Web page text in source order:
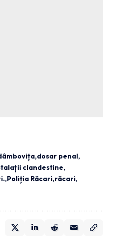
dosar penal
clandestine
Poliția Răcari răcari